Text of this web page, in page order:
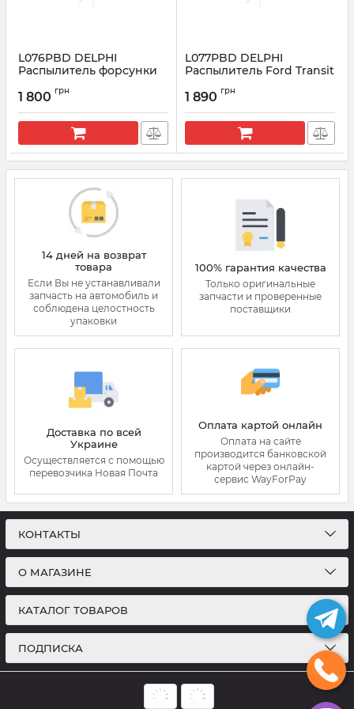
L076PBD DELPHI
Распылитель форсунки
Артикул:
1 800 грн
L077PBD DELPHI
Распылитель Ford Transit
Артикул:
1 890 грн
14 дней на возврат
товара
Если Вы не устанавливали
запчасть на автомобиль и
соблюдена целостность
упаковки
100% гарантия качества
Только оригинальные
запчасти и проверенные
поставщики
Доставка по всей
Украине
Осуществляется с помощью
перевозчика Новая Почта
Оплата картой онлайн
Оплата на сайте
производится банковской
картой через онлайн-
сервис WayForPay
КОНТАКТЫ
О МАГАЗИНЕ
КАТАЛОГ ТОВАРОВ
ПОДПИСКА